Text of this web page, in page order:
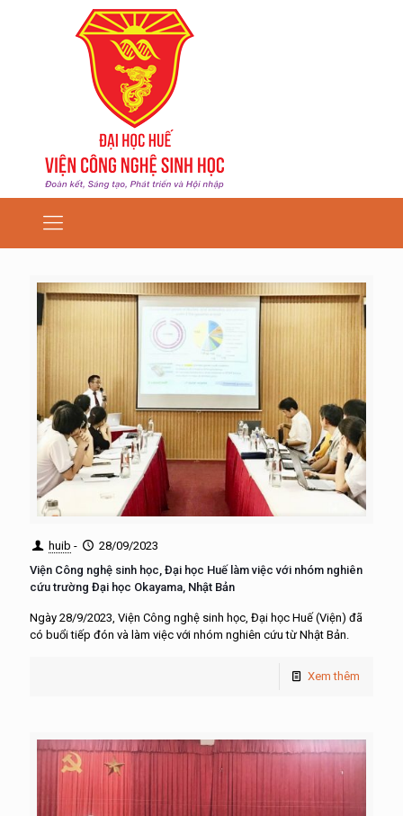
huib -
28/09/2023
Viện Công nghệ sinh học, Đại học Huế làm việc với nhóm nghiên
cứu trường Đại học Okayama, Nhật Bản
Ngày 28/9/2023, Viện Công nghệ sinh học, Đại học Huế (Viện) đã
có buổi tiếp đón và làm việc với nhóm nghiên cứu từ Nhật Bản.
Xem thêm